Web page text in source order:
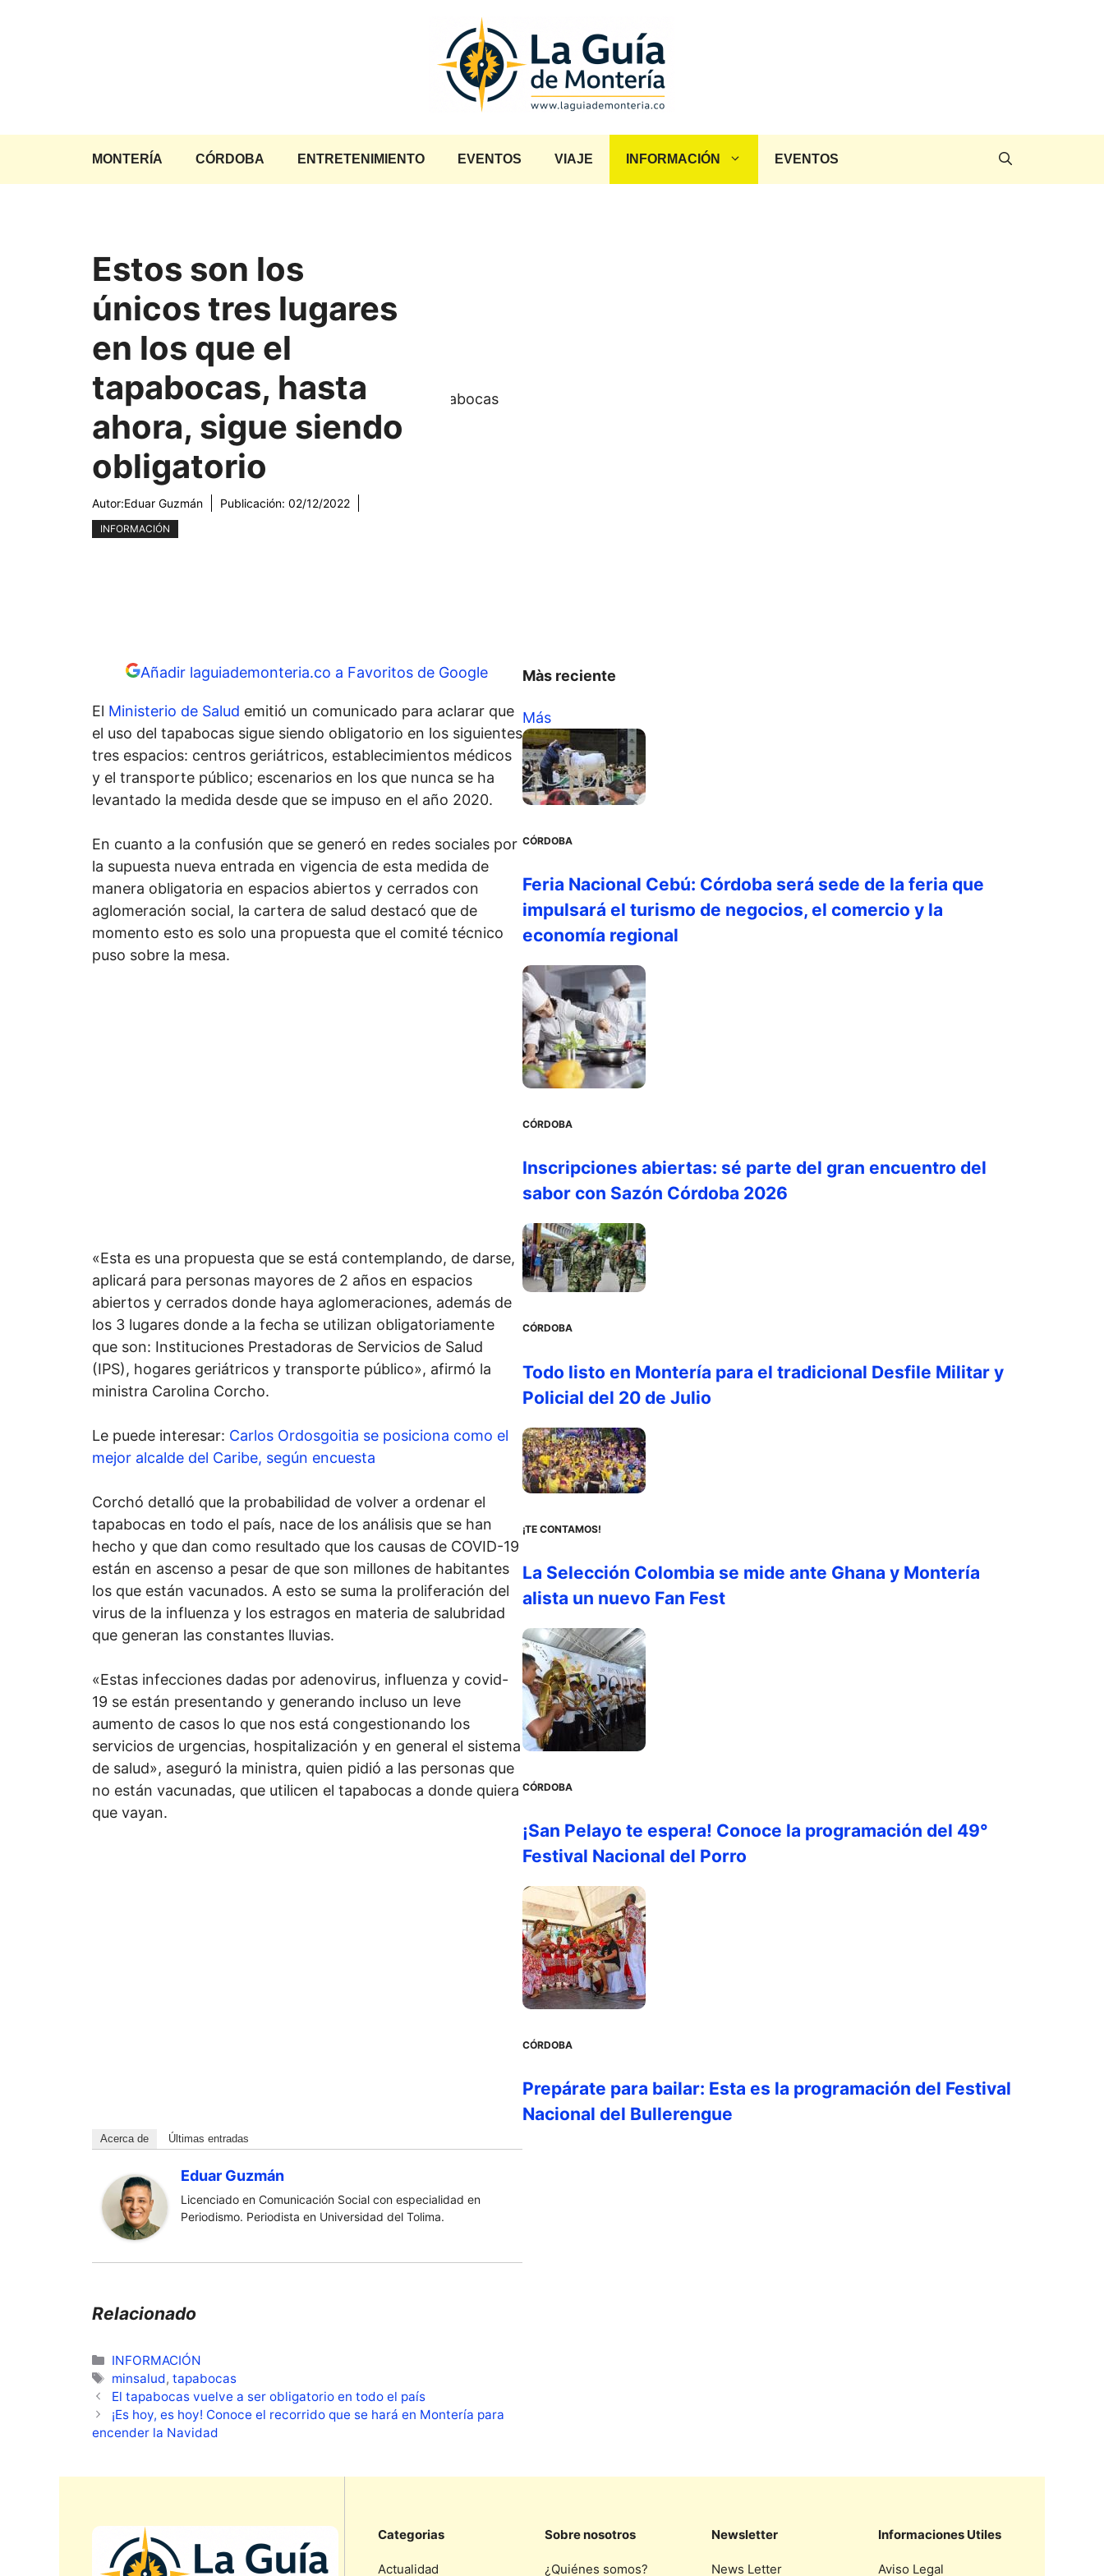
MONTERÍA CÓRDOBA ENTRETENIMIENTO EVENTOS VIAJE INFORMACIÓN EVENTOS
Estos son los
únicos tres lugares
en los que el
tapabocas, hasta
ahora, sigue siendo
obligatorio
Autor:Eduar Guzmán Publicación: 02/12/2022
INFORMACIÓN
Añadir laguiademonteria.co a Favoritos de Google
El Ministerio de Salud emitió un comunicado para aclarar que
el uso del tapabocas sigue siendo obligatorio en los siguientes
tres espacios: centros geriátricos, establecimientos médicos
y el transporte público; escenarios en los que nunca se ha
levantado la medida desde que se impuso en el año 2020.
En cuanto a la confusión que se generó en redes sociales por
la supuesta nueva entrada en vigencia de esta medida de
manera obligatoria en espacios abiertos y cerrados con
aglomeración social, la cartera de salud destacó que de
momento esto es solo una propuesta que el comité técnico
puso sobre la mesa.
«Esta es una propuesta que se está contemplando, de darse,
aplicará para personas mayores de 2 años en espacios
abiertos y cerrados donde haya aglomeraciones, además de
los 3 lugares donde a la fecha se utilizan obligatoriamente
que son: Instituciones Prestadoras de Servicios de Salud
(IPS), hogares geriátricos y transporte público», afirmó la
ministra Carolina Corcho.
Le puede interesar: Carlos Ordosgoitia se posiciona como el
mejor alcalde del Caribe, según encuesta
Corchó detalló que la probabilidad de volver a ordenar el
tapabocas en todo el país, nace de los análisis que se han
hecho y que dan como resultado que los causas de COVID-19
están en ascenso a pesar de que son millones de habitantes
los que están vacunados. A esto se suma la proliferación del
virus de la influenza y los estragos en materia de salubridad
que generan las constantes lluvias.
«Estas infecciones dadas por adenovirus, influenza y covid-
19 se están presentando y generando incluso un leve
aumento de casos lo que nos está congestionando los
servicios de urgencias, hospitalización y en general el sistema
de salud», aseguró la ministra, quien pidió a las personas que
no están vacunadas, que utilicen el tapabocas a donde quiera
que vayan.
Acerca de Últimas entradas
Eduar Guzmán
Licenciado en Comunicación Social con especialidad en
Periodismo. Periodista en Universidad del Tolima.
Relacionado
Categorías
INFORMACIÓN
Etiquetas
minsalud,tapabocas
El tapabocas vuelve a ser obligatorio en todo el país
¡Es hoy, es hoy! Conoce el recorrido que se hará en Montería para
encender la Navidad
Màs reciente
Más
CÓRDOBA
Feria Nacional Cebú: Córdoba será sede de la feria que
impulsará el turismo de negocios, el comercio y la
economía regional
CÓRDOBA
Inscripciones abiertas: sé parte del gran encuentro del
sabor con Sazón Córdoba 2026
CÓRDOBA
Todo listo en Montería para el tradicional Desfile Militar y
Policial del 20 de Julio
¡TE CONTAMOS!
La Selección Colombia se mide ante Ghana y Montería
alista un nuevo Fan Fest
CÓRDOBA
¡San Pelayo te espera! Conoce la programación del 49°
Festival Nacional del Porro
CÓRDOBA
Prepárate para bailar: Esta es la programación del Festival
Nacional del Bullerengue
Categorias
Actualidad
Sobre nosotros
¿Quiénes somos?
Newsletter
News Letter
Informaciones Utiles
Aviso Legal